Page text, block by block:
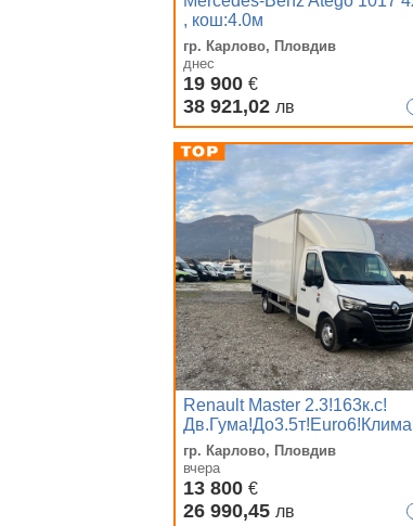
, кош:4.0м
гр. Карлово, Пловдив
днес
19 900 €
38 921,02 лв
Renault Master 2.3!163к.с!
гр. Карлово, Пловдив
вчера
13 800 €
26 990,45 лв